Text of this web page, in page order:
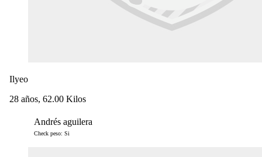
Ilyeo
28 años, 62.00 Kilos
Andrés aguilera
Check peso: Si